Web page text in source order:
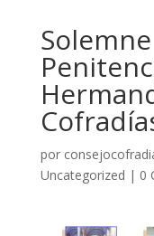
por
Uncategorized | 0